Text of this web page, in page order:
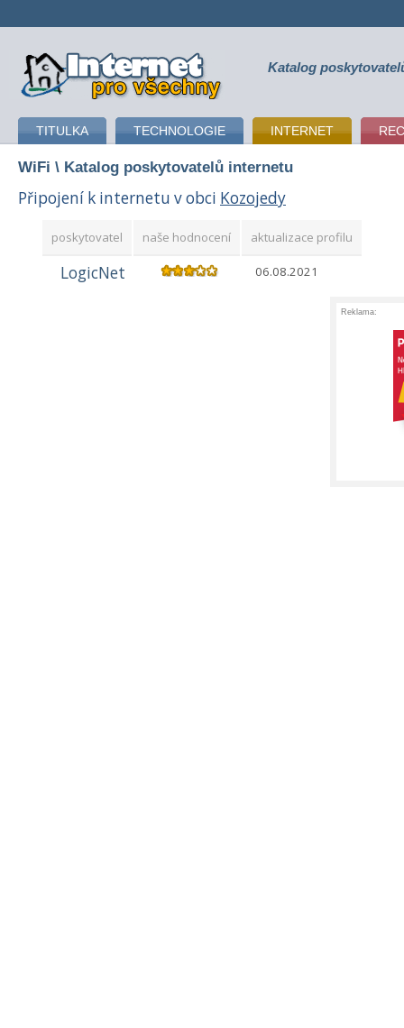
připojení k internetu Katalog
TITULKA TECHNOLOGIE INTERNET
WiFi \ Katalog poskytovatelů internetu
Připojení k internetu v obci Kozojedy
poskytovatel naše hodnocení aktualizace profilu
LogicNet 06.08.2021
Reklama: